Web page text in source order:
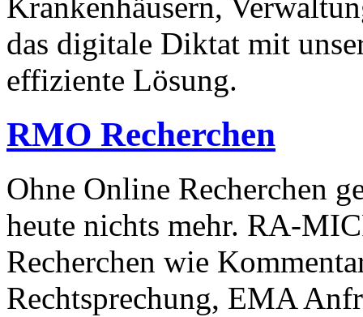
Krankenhäusern,
das digitale Diktat mit
effiziente Lösung.
RMO Recherchen
Ohne Online Recherchen
heute nichts mehr. RA-
Recherchen wie
Rechtsprechung, EMA